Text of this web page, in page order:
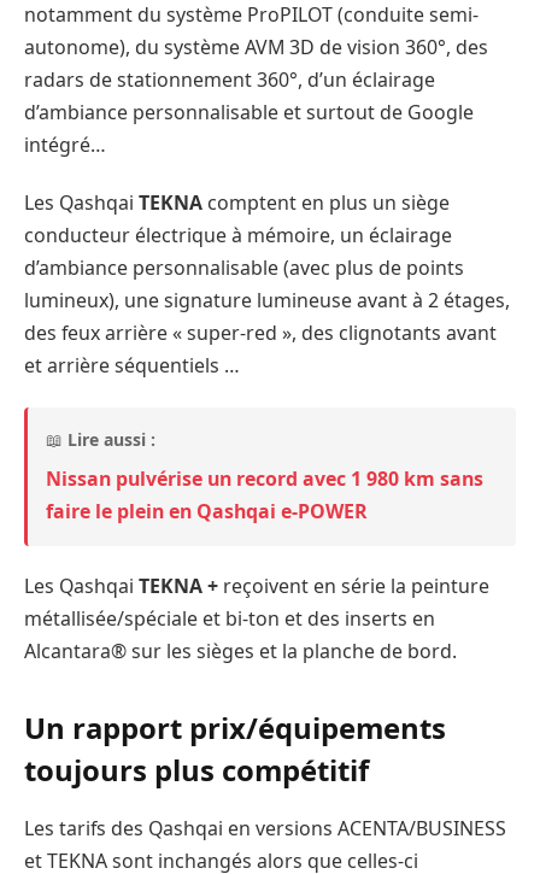
notamment du système ProPILOT (conduite semi-
autonome), du système AVM 3D de vision 360°, des
radars de stationnement 360°, d’un éclairage
d’ambiance personnalisable et surtout de Google
intégré…
Les Qashqai TEKNA comptent en plus un siège
conducteur électrique à mémoire, un éclairage
d’ambiance personnalisable (avec plus de points
lumineux), une signature lumineuse avant à 2 étages,
des feux arrière « super-red », des clignotants avant
et arrière séquentiels …
📖 Lire aussi :
Nissan pulvérise un record avec 1 980 km sans
faire le plein en Qashqai e-POWER
Les Qashqai TEKNA + reçoivent en série la peinture
métallisée/spéciale et bi-ton et des inserts en
Alcantara® sur les sièges et la planche de bord.
Un rapport prix/équipements
toujours plus compétitif
Les tarifs des Qashqai en versions ACENTA/BUSINESS
et TEKNA sont inchangés alors que celles-ci